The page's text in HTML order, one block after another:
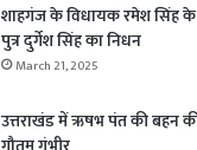
शाहगंज के विधायक रमेश सिंह के
पुत्र दुर्गेश सिंह का निधन
March 21, 2025
उत्तराखंड में ऋषभ पंत की बहन